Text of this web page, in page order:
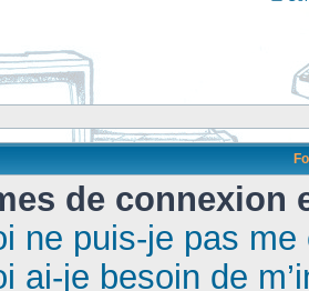
de connexion
ne puis-je pas
ai-je besoin de